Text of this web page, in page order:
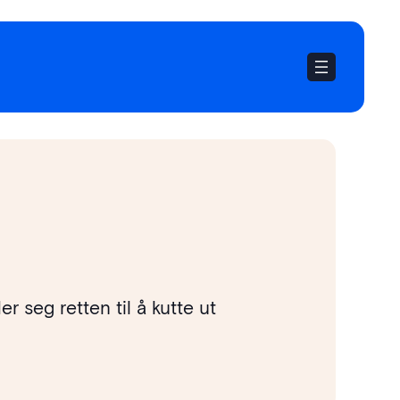
seg retten til å kutte ut